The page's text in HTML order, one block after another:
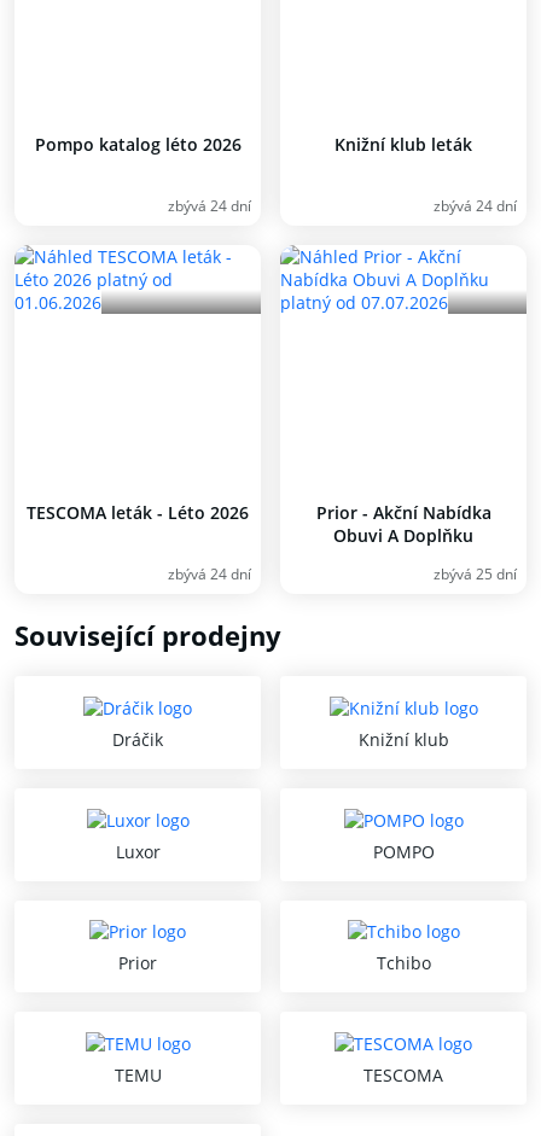
Pompo katalog léto 2026
zbývá 24 dní
Knižní klub leták
zbývá 24 dní
TESCOMA leták - Léto 2026
zbývá 24 dní
Prior - Akční Nabídka
Obuvi A Doplňku
zbývá 25 dní
Související prodejny
Dráčik Knižní klub
Luxor POMPO
Prior Tchibo
TEMU TESCOMA